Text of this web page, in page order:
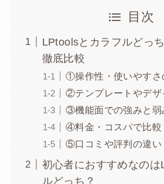
目次
LPtoolsとカラフルどっ
徹底比較
①操作性・使いやすさ
②テンプレートやデザ
③機能面での強みと弱
④料金・コスパで比較
⑤口コミや評判の違い
初心者におすすめなのは
ルどっち？